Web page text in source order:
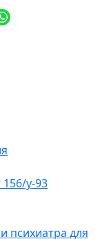
у-93
психиатра для